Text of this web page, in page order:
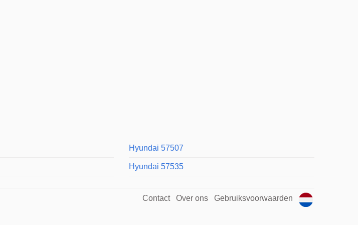
Hyundai 57507
Hyundai 57535
Contact Over ons Gebruiksvoorwaarden